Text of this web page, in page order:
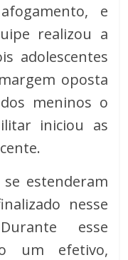
e
realizou a
adolescentes
oposta
meninos o
iniciou as
estenderam
nesse
esse
um efetivo,